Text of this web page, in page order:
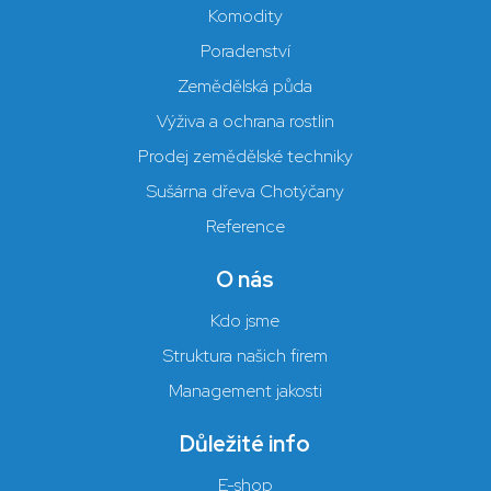
Komodity
Poradenství
Zemědělská půda
Výživa a ochrana rostlin
Prodej zemědělské techniky
Sušárna dřeva Chotýčany
Reference
O nás
Kdo jsme
Struktura našich firem
Management jakosti
Důležité info
E-shop